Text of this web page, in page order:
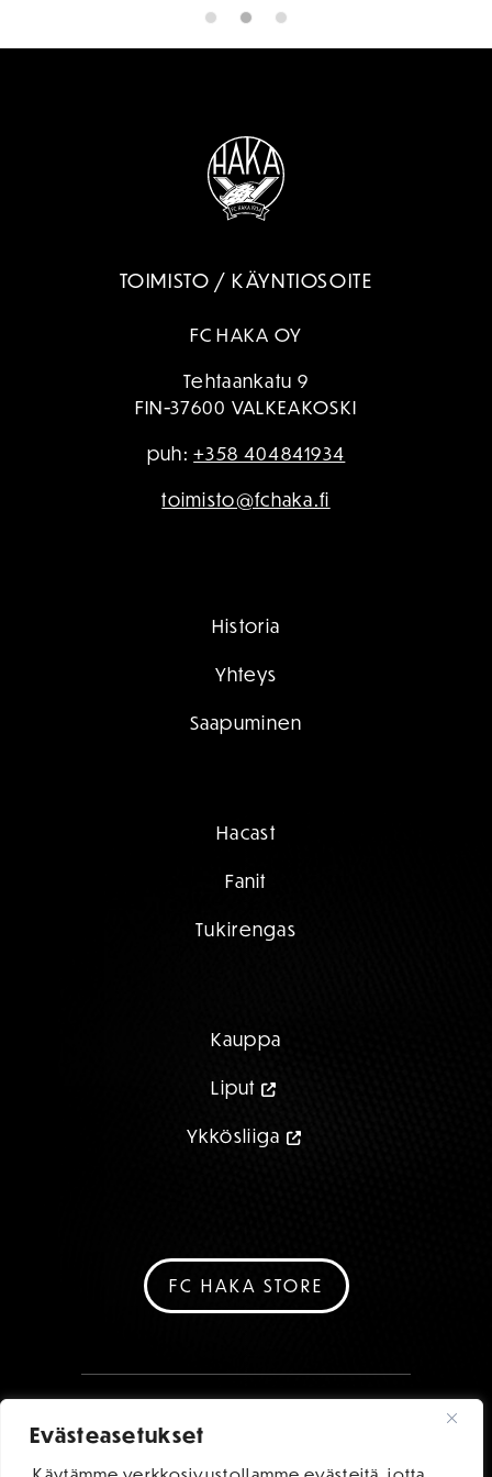
Evästeasetukset
TOIMISTO / KÄYNTIOSOITE
FC HAKA OY
Tehtaankatu 9
FIN-37600 VALKEAKOSKI
puh:+358 404841934
toimisto@fchaka.fi
Historia
Yhteys
Saapuminen
Hacast
Fanit
Tukirengas
Kauppa
Liput
Ykkösliiga
FC HAKA STORE